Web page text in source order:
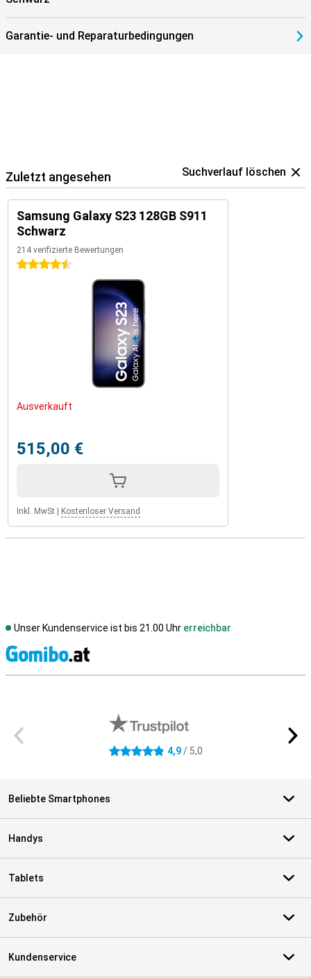
Mit 5G-Unterstützung surfst Du überall mit Highspeed-Internet.
Dank Dual-SIM-Funktion kannst Du zwei SIM-Karten nutzen – ideal,
Garantie- und Reparaturbedingungen
Zuletzt angesehen Suchverlauf löschen
Samsung Galaxy S23 128GB S911
Schwarz
214 verifizierte Bewertungen
4.5 Sterne
Ausverkauft
515,00 €
Inkl. MwSt Kostenloser Versand
Unser Kundenservice ist bis 21.00 Uhr erreichbar
4.9 Sterne 4,9/ 5,0
Beliebte Smartphones
Handys
Tablets
Zubehör
Kundenservice